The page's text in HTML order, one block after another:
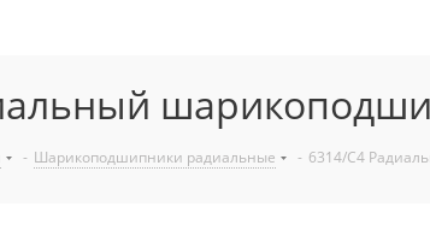
- Шарикоподшипники радиальные - 6314/C4